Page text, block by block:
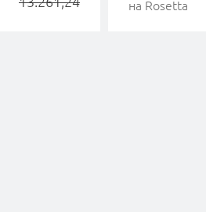
на Rosetta